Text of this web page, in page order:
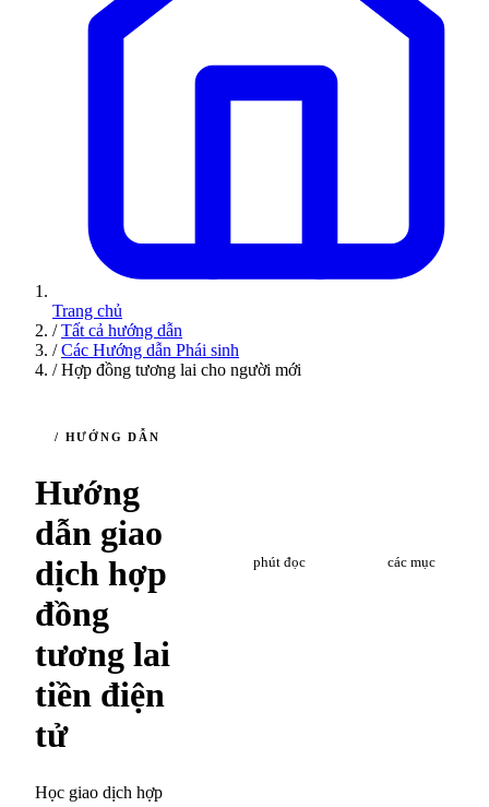
Trang chủ
/ Tất cả hướng dẫn
/ Các Hướng dẫn Phái sinh
/ Hợp đồng tương lai cho người mới
/ HƯỚNG DẪN
Hướng
dẫn giao
dịch hợp
đồng
tương lai
tiền điện
tử
Học giao dịch hợp
phút đọc các mục